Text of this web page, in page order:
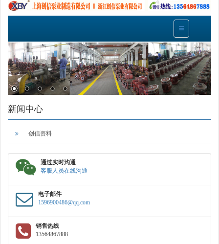
新闻中心
创信资料
通过实时沟通
客服人员在线沟通
电子邮件
1596900486@qq.com
销售热线
13564867888